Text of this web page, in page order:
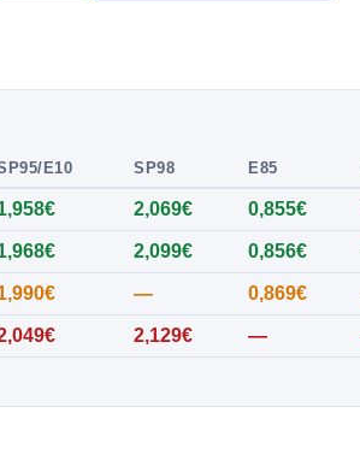
E10 SP98 E85
2,069€ 0,855€
2,099€ 0,856€
— 0,869€
2,129€ —